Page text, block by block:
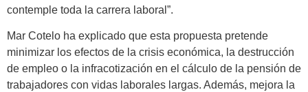
contemple toda la carrera laboral”.
Mar Cotelo ha explicado que esta propuesta pretende
minimizar los efectos de la crisis económica, la destrucción
de empleo o la infracotización en el cálculo de la pensión de
trabajadores con vidas laborales largas. Además, mejora la